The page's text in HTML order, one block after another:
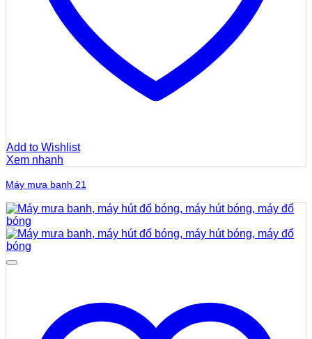
Add to Wishlist
Xem nhanh
Máy mưa banh 21